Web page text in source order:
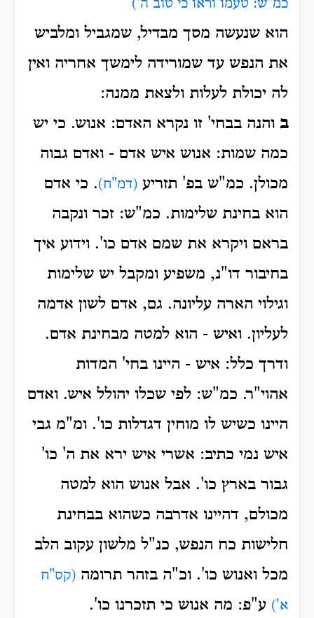
כמ"ש: טעמו וראו כי טוב ה')
הוא שנעשה מסך מבדיל, שמגביל ומלביש
את הנפש עד שמורידה לימשך אחריה ואין
לה יכולת לעלות ולצאת ממנה:
ב והנה בבחי' זו נקרא האדם: אנוש. כי יש
כמה שמות: אנוש איש אדם - ואדם גבוה
מכולן. כמ"ש בפ' תזריע (דמ"ח). כי אדם
הוא בחינת שלימות. כמ"ש: זכר ונקבה
בראם ויקרא את שמם אדם כו'. וידוע איך
בחיבור דו"נ, משפיע ומקבל יש שלימות
וגילוי הארה עליונה. גם, אדם לשון אדמה
לעליון. ואיש - הוא למטה מבחינת אדם.
ודרך כלל: איש - היינו בחי' המדות
אהוי"ר. כמ"ש: לפי שכלו יהולל איש. ואדם
היינו כשיש לו מוחין דגדלות כו'. ומ"מ גבי
איש נמי כתיב: אשרי איש ירא את ה' כו'
גבור בארץ כו'. אבל אנוש הוא למטה
מכולם, דהיינו אדרבה כשהוא בבחינת
חלישות כח הנפש, כנ"ל מלשון עקוב הלב
מכל ואנוש כו'. וכ"ה בזהר תרומה (קס"ח
א') ע"פ: מה אנוש כי תזכרנו כו'.